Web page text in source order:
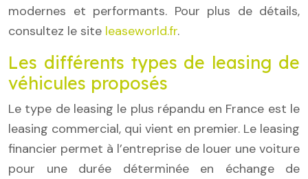
modernes et performants. Pour plus de détails,
consultez le site leaseworld.fr.
Les différents types de leasing de
véhicules proposés
Le type de leasing le plus répandu en France est le
leasing commercial, qui vient en premier. Le leasing
financier permet à l’entreprise de louer une voiture
pour une durée déterminée en échange de